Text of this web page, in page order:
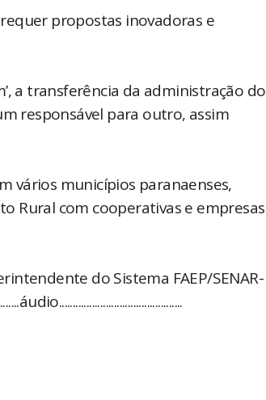
propostas inovadoras e
a transferência da administração do
responsável para outro, assim
vários municípios paranaenses,
Rural com cooperativas e empresas
do Sistema FAEP/SENAR-